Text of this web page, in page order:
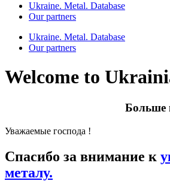
Ukraine. Metal. Database
Our partners
Ukraine. Metal. Database
Our partners
Welcome to
Больше
Уважаемые господа !
Спасибо за внимание к
металу.